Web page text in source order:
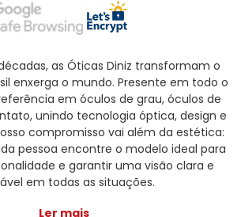
as Óticas Diniz transformam o
enxerga o mundo. Presente em todo o
em óculos de grau, óculos de
unindo tecnologia óptica, design e
compromisso vai além da estética:
pessoa encontre o modelo ideal para
e garantir uma visão clara e
em todas as situações.
Ler mais